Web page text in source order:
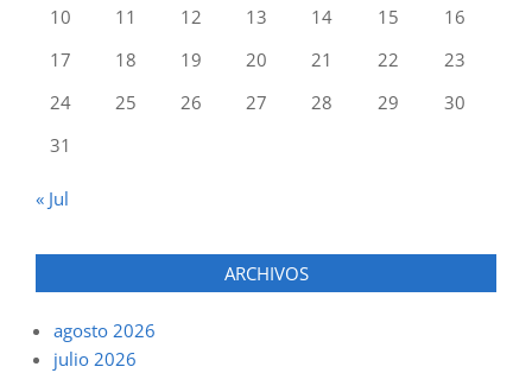
10
11 12 13 14 15
16
17
18 19 20 21 22
23
24
25 26 27 28 29
30
31
« Jul
ARCHIVOS
agosto 2026
julio 2026